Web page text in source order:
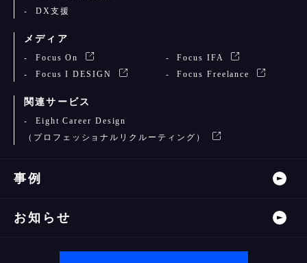
DX支援
メディア
Focus On
Focus IFA
Focus I DESIGN
Focus Freelance
関連サービス
Eight Career Design
（プロフェッショナルリクルーティング）
事例
お知らせ